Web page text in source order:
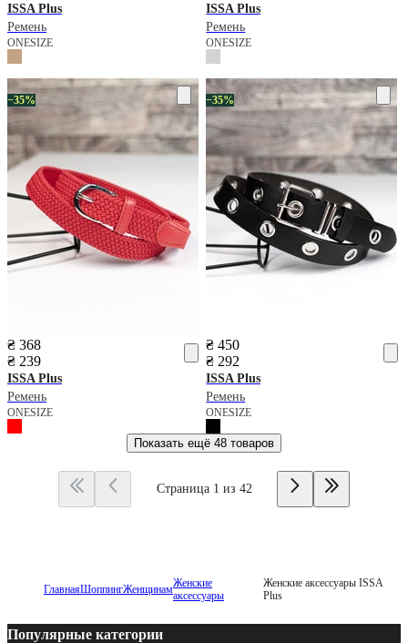
ISSA Plus
Ремень
ONESIZE
ISSA Plus
Ремень
ONESIZE
−35%
₴ 368
₴ 239
ISSA Plus
Ремень
ONESIZE
−35%
₴ 450
₴ 292
ISSA Plus
Ремень
ONESIZE
Показать ещё 48 товаров
Страница 1 из 42
ГлавнаяШоппингЖенщинамЖенские
аксессуары
Женские аксессуары ISSA
Plus
Популярные категории